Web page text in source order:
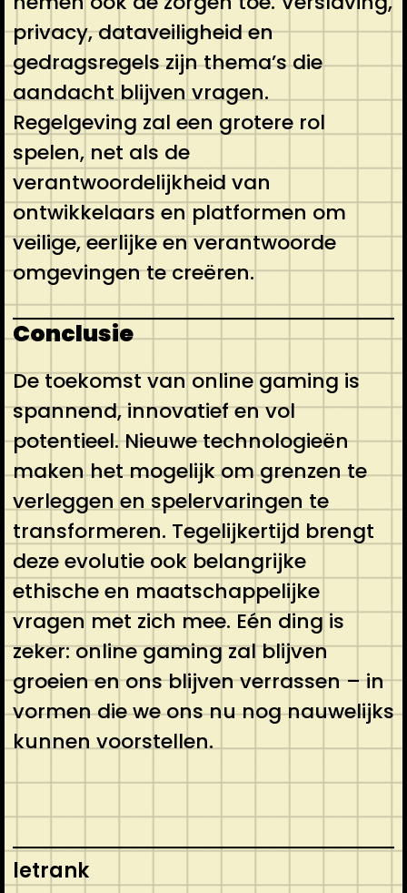
privacy, dataveiligheid en
gedragsregels zijn thema’s die
aandacht blijven vragen.
Regelgeving zal een grotere rol
spelen, net als de
verantwoordelijkheid van
ontwikkelaars en platformen om
veilige, eerlijke en verantwoorde
omgevingen te creëren.
Conclusie
De toekomst van online gaming is
spannend, innovatief en vol
potentieel. Nieuwe technologieën
maken het mogelijk om grenzen te
verleggen en spelervaringen te
transformeren. Tegelijkertijd brengt
deze evolutie ook belangrijke
ethische en maatschappelijke
vragen met zich mee. Eén ding is
zeker: online gaming zal blijven
groeien en ons blijven verrassen – in
vormen die we ons nu nog nauwelijks
kunnen voorstellen.
letrank